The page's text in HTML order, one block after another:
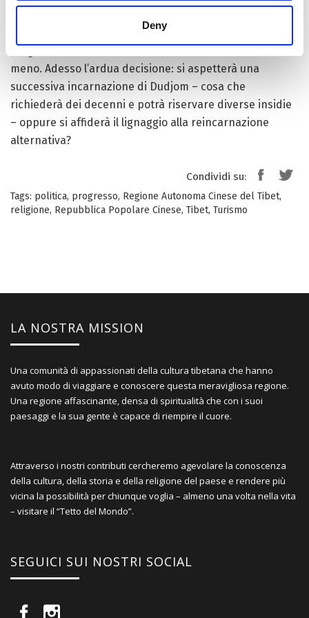
Deny
futuro. Su questo ragazzo c’erano sia tra i tibetani che
meno. Adesso l’ardua decisione: si aspetterà una
successiva incarnazione di Dudjom – cosa che
richiederà dei decenni e potrà riservare diverse insidie
– oppure si affiderà il lignaggio alla reincarnazione
alternativa?
Condividi su:
Tags: politica, progresso, Regione Autonoma Cinese del Tibet,
religione, Repubblica Popolare Cinese, Tibet, Turismo
LA NOSTRA MISSION
Una comunità di appassionati della cultura tibetana che hanno
avuto modo di viaggiare e conoscere questa meravigliosa regione.
Una regione affascinante, densa di spiritualità che con i suoi
paesaggi e la sua gente è capace di riempire il cuore.
Attraverso i nostri contributi cercheremo agevolare la conoscenza
della cultura, della storia e della religione del paese e rendere più
vicina la possibilità per chiunque voglia – almeno una volta nella vita
– visitare il “Tetto del Mondo”.
SEGUICI SUI NOSTRI SOCIAL